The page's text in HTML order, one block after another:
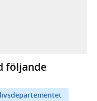
extern webbplats,
webbplats,
följande